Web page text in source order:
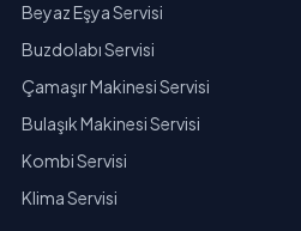
Beyaz Eşya Servisi
Buzdolabı Servisi
Çamaşır Makinesi Servisi
Bulaşık Makinesi Servisi
Kombi Servisi
Klima Servisi